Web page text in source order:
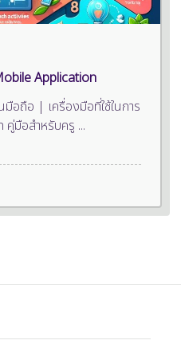
Application
อถือ | เครื่องมือที่ใช้ในการ
มือสำหรับครู ...